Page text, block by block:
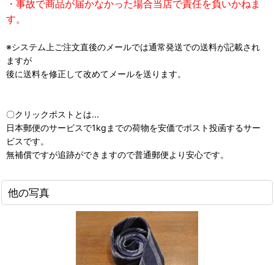
・事故で商品が届かなかった場合当店で責任を負いかねま
す。
※システム上ご注文直後のメールでは通常発送での送料が記載され
ますが
後に送料を修正して改めてメールを送ります。
〇クリックポストとは...
日本郵便のサービスで1kgまでの荷物を安価でポスト投函するサー
ビスです。
無補償ですが追跡ができますので普通郵便より安心です。
他の写真